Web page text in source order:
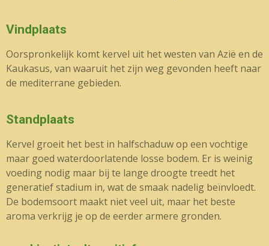
Vindplaats
Oorspronkelijk komt kervel uit het westen van Azië en de
Kaukasus, van waaruit het zijn weg gevonden heeft naar
de mediterrane gebieden.
Standplaats
Kervel groeit het best in halfschaduw op een vochtige
maar goed waterdoorlatende losse bodem. Er is weinig
voeding nodig maar bij te lange droogte treedt het
generatief stadium in, wat de smaak nadelig beïnvloedt.
De bodemsoort maakt niet veel uit, maar het beste
aroma verkrijg je op de eerder armere gronden.